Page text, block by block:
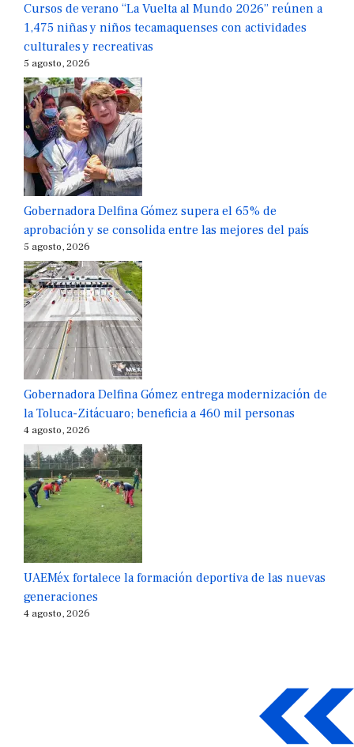
Cursos de verano “La Vuelta al Mundo 2026” reúnen a
1,475 niñas y niños tecamaquenses con actividades
culturales y recreativas
5 agosto, 2026
Gobernadora Delfina Gómez supera el 65% de
aprobación y se consolida entre las mejores del país
5 agosto, 2026
Gobernadora Delfina Gómez entrega modernización de
la Toluca-Zitácuaro; beneficia a 460 mil personas
4 agosto, 2026
UAEMéx fortalece la formación deportiva de las nuevas
generaciones
4 agosto, 2026